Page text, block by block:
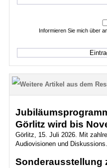
Informieren Sie mich über
Görlitz wird bis
Görlitz, 15. Juli 2026. Mit
Audiovisionen und
Sonderausstellung